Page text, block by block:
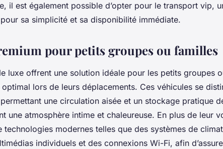
il est également possible d’opter pour le transport vip,
sa simplicité et sa disponibilité immédiate.
pour petits groupes ou familles
luxe offrent une solution idéale pour les petits groupes
lors de leurs déplacements. Ces véhicules se
une circulation aisée et un stockage pratique
une atmosphère intime et chaleureuse. En plus de leur
technologies modernes telles que des systèmes de
individuels et des connexions Wi-Fi, afin